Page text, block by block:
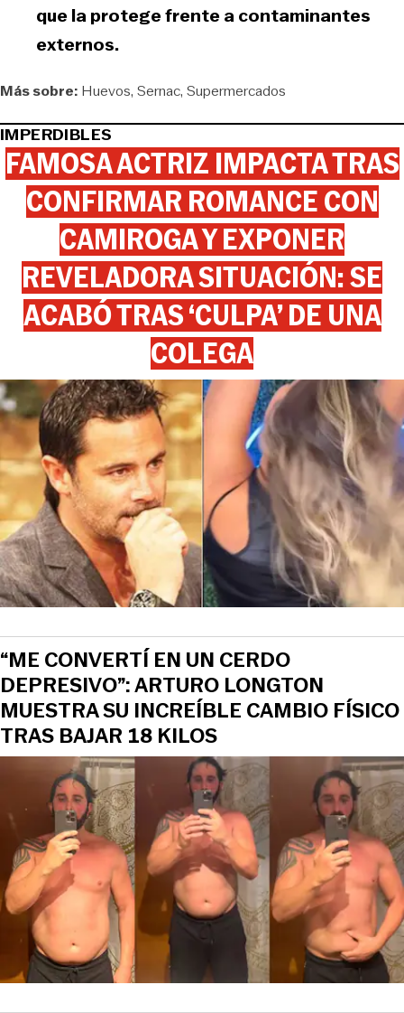
que la protege frente a contaminantes
externos.
Más sobre: Huevos Sernac Supermercados
IMPERDIBLES
FAMOSA ACTRIZ IMPACTA TRAS
CONFIRMAR ROMANCE CON
CAMIROGA Y EXPONER
REVELADORA SITUACIÓN: SE
ACABÓ TRAS ‘CULPA’ DE UNA
COLEGA
“ME CONVERTÍ EN UN CERDO
DEPRESIVO”: ARTURO LONGTON
MUESTRA SU INCREÍBLE CAMBIO FÍSICO
TRAS BAJAR 18 KILOS